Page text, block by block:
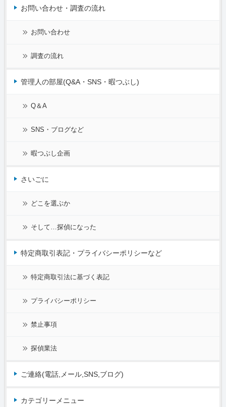
お問い合わせ・調査の流れ
お問い合わせ
調査の流れ
管理人の部屋(Q&A・SNS・暇つぶし)
Q＆A
SNS・ブログなど
暇つぶし企画
さいごに
どこを選ぶか
そして…探偵になった
特定商取引表記・プライバシーポリシーなど
特定商取引法に基づく表記
プライバシーポリシー
禁止事項
探偵業法
ご連絡(電話,メール,SNS,ブログ)
カテゴリーメニュー